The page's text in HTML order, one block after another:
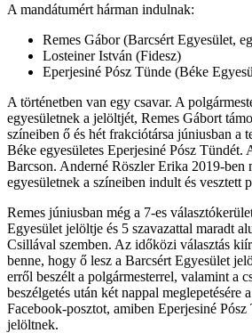
A mandátumért hárman indulnak:
Remes Gábor (Barcsért Egyesület,
Losteiner István (Fidesz)
Eperjesiné Pósz Tünde (Béke
A történetben van egy csavar. A
egyesületnek a jelöltjét, Remes Gábort
színeiben ő és hét frakciótársa júniusban a
Béke egyesületes Eperjesiné Pósz Tündét.
Barcson. Anderné Röszler Erika 2019-ben
egyesületnek a színeiben indult és vesztett
Remes júniusban még a 7-es
Egyesület jelöltje és 5 szavazattal maradt
Csillával szemben. Az időközi választás
benne, hogy ő lesz a Barcsért Egyesület
erről beszélt a polgármesterrel, valamint a
beszélgetés után két nappal meglepetésére
Facebook-posztot, amiben Eperjesiné Pósz
jelöltnek.